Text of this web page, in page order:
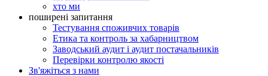
хто ми
поширені запитання
Тестування споживчих товарів
Етика та контроль за хабарництвом
Заводський аудит і аудит постачальників
Перевірки контролю якості
Зв'яжіться з нами